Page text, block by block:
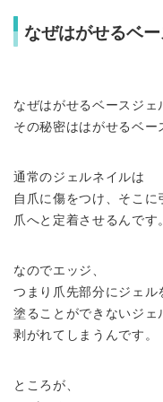
なぜはがせるベ
なぜはがせるベースジェ
その秘密ははがせるベー
通常のジェルネイルは
自爪に傷をつけ、そこ
爪へと定着させるんです
なのでエッジ、
つまり爪先部分にジェル
塗ることができないジェ
剥がれてしまうんです。
ところが、